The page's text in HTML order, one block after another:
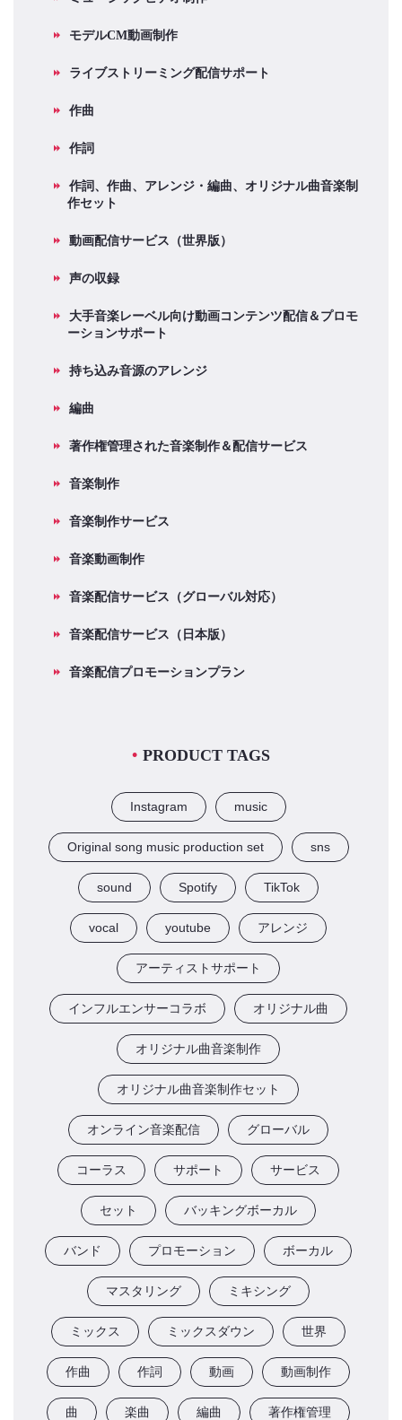
モデルCM動画制作
ライブストリーミング配信サポート
作曲
作詞
作詞、作曲、アレンジ・編曲、オリジナル曲音楽制
作セット
動画配信サービス（世界版）
声の収録
大手音楽レーベル向け動画コンテンツ配信＆プロモ
ーションサポート
持ち込み音源のアレンジ
編曲
著作権管理された音楽制作＆配信サービス
音楽制作
音楽制作サービス
音楽動画制作
音楽配信サービス（グローバル対応）
音楽配信サービス（日本版）
音楽配信プロモーションプラン
PRODUCT TAGS
Instagram music
Original song music production set sns
sound Spotify TikTok
vocal youtube アレンジ
アーティストサポート
インフルエンサーコラボ オリジナル曲
オリジナル曲音楽制作
オリジナル曲音楽制作セット
オンライン音楽配信 グローバル
コーラス サポート サービス
セット バッキングボーカル
バンド プロモーション ボーカル
マスタリング ミキシング
ミックス ミックスダウン 世界
作曲 作詞 動画 動画制作
曲 楽曲 編曲 著作権管理